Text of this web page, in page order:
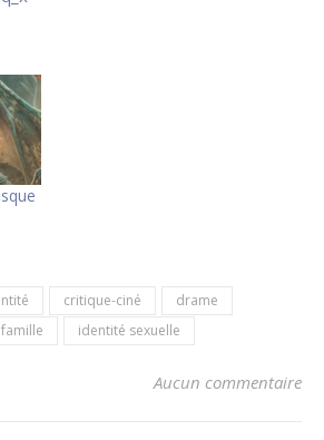
critique-ciné
drame
famille identité sexuelle
Aucun commentaire